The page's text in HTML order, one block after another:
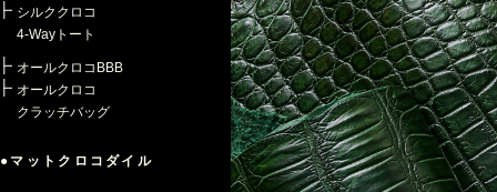
シルククロコ
4-Wayトート
オールクロコBBB
オールクロコ
クラッチバッグ
●マットクロコダイル